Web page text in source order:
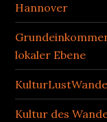
Hannover
lokaler Ebene
Kultur des